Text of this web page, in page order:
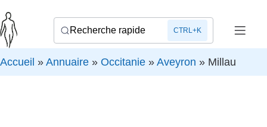
Recherche rapide CTRL+K
Accueil » Annuaire » Occitanie » Aveyron » Millau